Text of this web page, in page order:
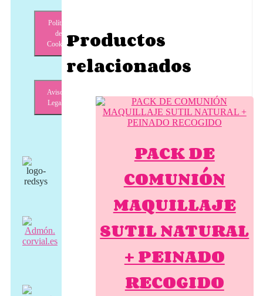
Productos
relacionados
PACK DE
COMUNIÓN
MAQUILLAJE
SUTIL NATURAL
+ PEINADO
RECOGIDO
Política
de
Cookies
Aviso
Legal